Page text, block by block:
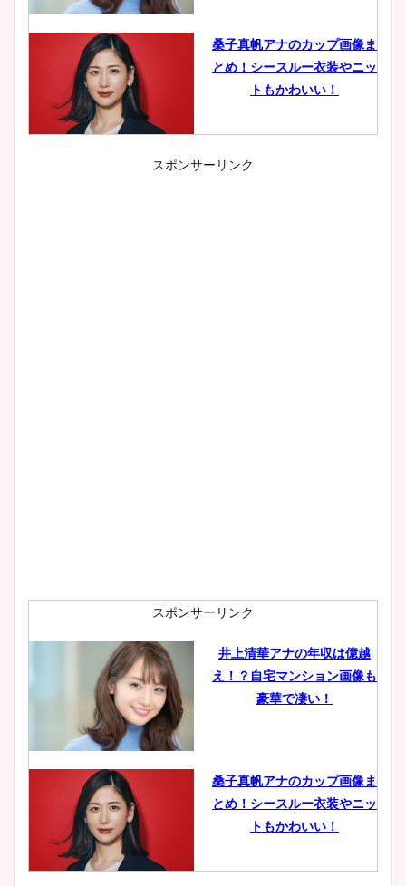
桑子真帆アナのカップ画像ま
とめ！シースルー衣装やニッ
トもかわいい！
小室瑛莉子のカップ画像まと
肉も凄い！
鈴木唯の太ってた時の体重が
ヤバすぎww原因や痩せたダ
豊島実季アナのカップ画像ま
とめ！美脚や水着姿に年齢も
スポンサーリンク
スポンサーリンク
井上清華アナの年収は億越
え！？自宅マンション画像も
豪華で凄い！
桑子真帆アナのカップ画像ま
とめ！シースルー衣装やニッ
トもかわいい！